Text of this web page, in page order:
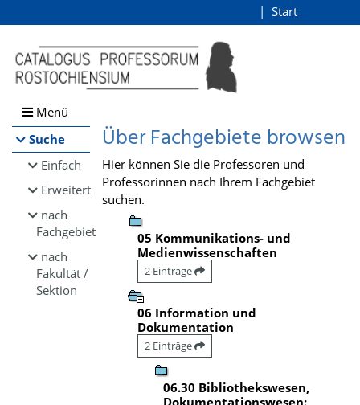
Browsen
direkt zum Inhalt
Start
Menü
Suche
Einfach
Erweitert
nach
Fachgebiet
nach
Fakultät /
Sektion
Über Fachgebiete browsen
Hier können Sie die Professoren und
Professorinnen nach Ihrem Fachgebiet
suchen.
05 Kommunikations- und
Medienwissenschaften
2 Einträge
06 Information und
Dokumentation
2 Einträge
06.30 Bibliothekswesen,
Dokumentationswesen: